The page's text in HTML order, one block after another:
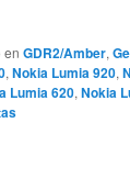
en GDR2/Amber,
, Nokia Lumia 920,
Lumia 620, Nokia